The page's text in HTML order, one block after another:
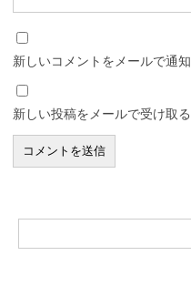
新しいコメントをメールで通知
新しい投稿をメールで受け取る
索: